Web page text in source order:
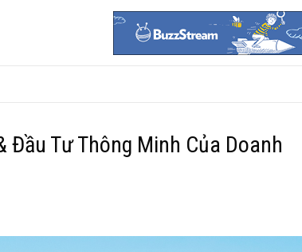
Đầu Tư Thông Minh Của Doanh